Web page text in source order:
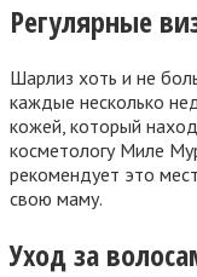
Регулярные
Шарлиз хоть и не
каждые несколько
кожей, который
косметологу Миле
рекомендует это
свою маму.
Уход за